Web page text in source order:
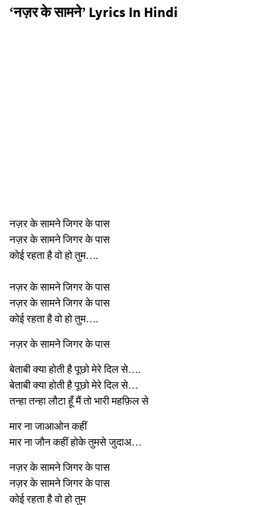
‘नज़र के सामने’ Lyrics In Hindi
नज़र के सामने जिगर के पास
नज़र के सामने जिगर के पास
कोई रहता है वो हो तुम….
नज़र के सामने जिगर के पास
नज़र के सामने जिगर के पास
कोई रहता है वो हो तुम….
नज़र के सामने जिगर के पास
बेताबी क्या होती है पूछो मेरे दिल से….
बेताबी क्या होती है पूछो मेरे दिल से…
तन्हा तन्हा लौटा हूँ मैं तो भारी महफ़िल से
मार ना जाआओन कहीं
मार ना जौन कहीं होके तुमसे जुदाअ…
नज़र के सामने जिगर के पास
नज़र के सामने जिगर के पास
कोई रहता है वो हो तुम